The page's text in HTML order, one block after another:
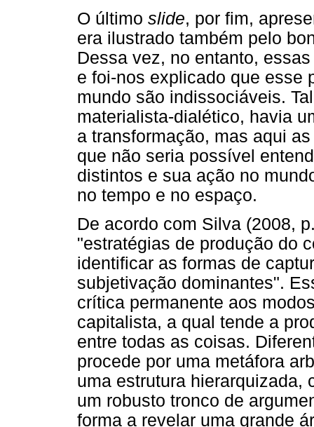
O último slide, por fim,
era ilustrado também pelo
Dessa vez, no entanto,
e foi-nos explicado que esse
mundo são indissociáveis.
materialista-dialético, havia
a transformação, mas aqui
que não seria possível
distintos e sua ação no
no tempo e no espaço.
De acordo com Silva (2008,
"estratégias de produção do
identificar as formas de
subjetivação dominantes".
crítica permanente aos
capitalista, a qual tende a
entre todas as coisas.
procede por uma metáfora
uma estrutura hierarquizada,
um robusto tronco de
forma a revelar uma grande